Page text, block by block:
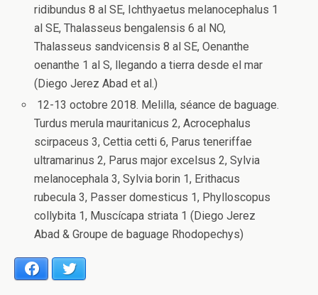
ridibundus 8 al SE, Ichthyaetus melanocephalus 1
al SE, Thalasseus bengalensis 6 al NO,
Thalasseus sandvicensis 8 al SE, Oenanthe
oenanthe 1 al S, llegando a tierra desde el mar
(Diego Jerez Abad et al.)
12-13 octobre 2018. Melilla, séance de baguage.
Turdus merula mauritanicus 2, Acrocephalus
scirpaceus 3, Cettia cetti 6, Parus teneriffae
ultramarinus 2, Parus major excelsus 2, Sylvia
melanocephala 3, Sylvia borin 1, Erithacus
rubecula 3, Passer domesticus 1, Phylloscopus
collybita 1, Muscícapa striata 1 (Diego Jerez
Abad & Groupe de baguage Rhodopechys)
Facebook